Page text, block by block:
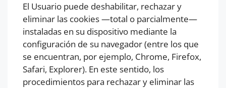
El Usuario puede deshabilitar, rechazar y
eliminar las cookies —total o parcialmente—
instaladas en su dispositivo mediante la
configuración de su navegador (entre los que
se encuentran, por ejemplo, Chrome, Firefox,
Safari, Explorer). En este sentido, los
procedimientos para rechazar y eliminar las